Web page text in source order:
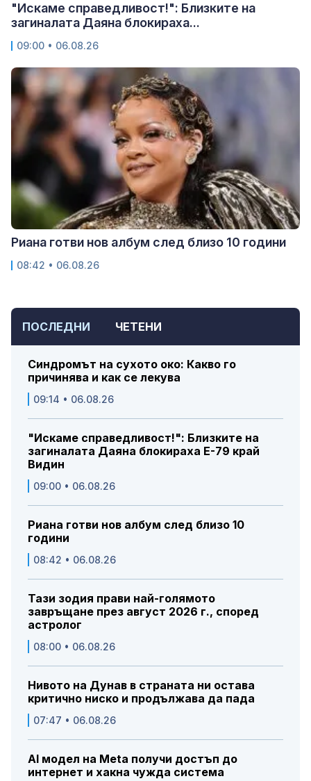
ПОСЛЕДНИ ЧЕТЕНИ
Синдромът на сухото око: Какво го
причинява и как се лекува
09:14 • 06.08.26
"Искаме справедливост!": Близките на
загиналата Даяна блокираха Е-79 край
Видин
09:00 • 06.08.26
Риана готви нов албум след близо 10
години
08:42 • 06.08.26
Тази зодия прави най-голямото
завръщане през август 2026 г., според
астролог
08:00 • 06.08.26
Нивото на Дунав в страната ни остава
критично ниско и продължава да пада
07:47 • 06.08.26
AI модел на Meta получи достъп до
интернет и хакна чужда система
"Искаме справедливост!": Близките на
загиналата Даяна блокираха...
09:00 • 06.08.26
Риана готви нов албум след близо 10 години
08:42 • 06.08.26